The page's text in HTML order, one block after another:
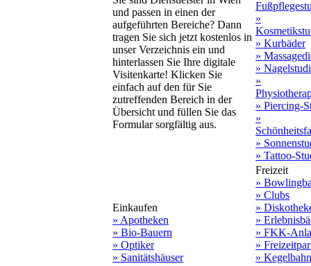
und passen in einen der
aufgeführten Bereiche? Dann
tragen Sie sich jetzt kostenlos in
unser Verzeichnis ein und
hinterlassen Sie Ihre digitale
Visitenkarte! Klicken Sie
einfach auf den für Sie
zutreffenden Bereich in der
Übersicht und füllen Sie das
Formular sorgfältig aus.
»
» Kurbäder
»
»
»
» Piercing-
»
»
» Tattoo-
Einkaufen
» Apotheken
» Bio-Bauern
» Optiker
» Sanitätshäuser
Freizeit
»
» Clubs
»
»
» FKK-
»
»